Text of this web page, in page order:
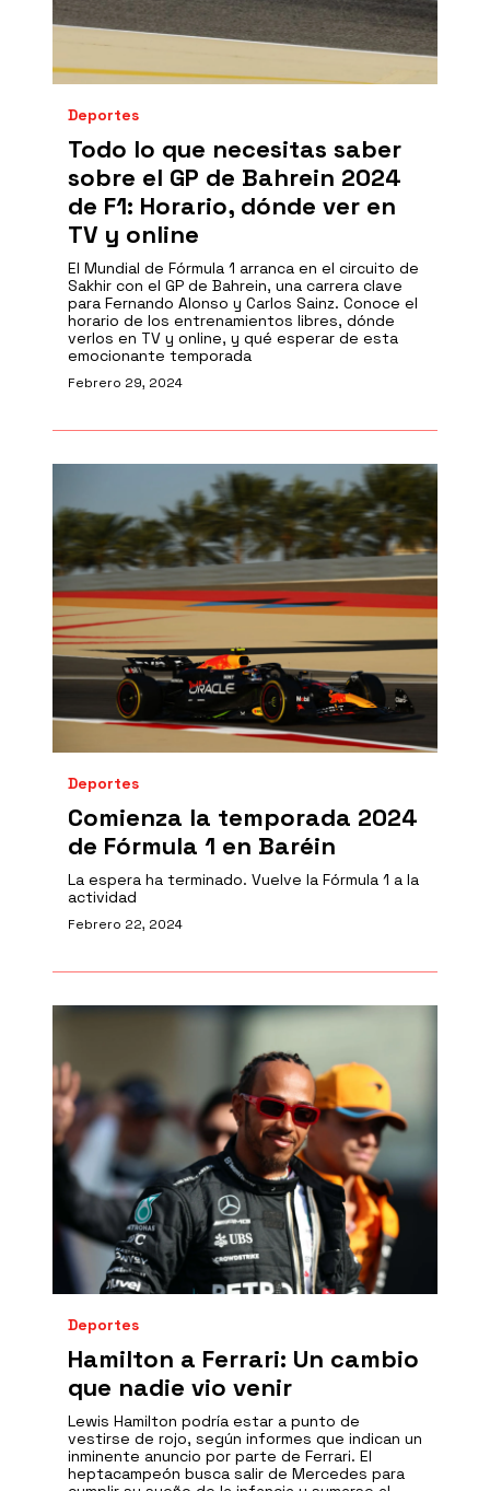
Deportes
Todo lo que necesitas saber
sobre el GP de Bahrein 2024
de F1: Horario, dónde ver en
TV y online
El Mundial de Fórmula 1 arranca en el circuito de
Sakhir con el GP de Bahrein, una carrera clave
para Fernando Alonso y Carlos Sainz. Conoce el
horario de los entrenamientos libres, dónde
verlos en TV y online, y qué esperar de esta
emocionante temporada
Febrero 29, 2024
Deportes
Comienza la temporada 2024
de Fórmula 1 en Baréin
La espera ha terminado. Vuelve la Fórmula 1 a la
actividad
Febrero 22, 2024
Deportes
Hamilton a Ferrari: Un cambio
que nadie vio venir
Lewis Hamilton podría estar a punto de
vestirse de rojo, según informes que indican un
inminente anuncio por parte de Ferrari. El
heptacampeón busca salir de Mercedes para